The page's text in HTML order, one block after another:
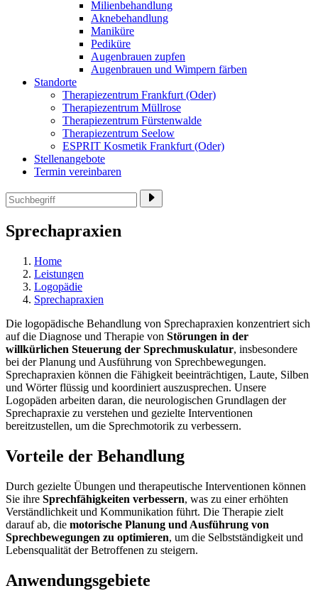
Milienbehandlung
Aknebehandlung
Maniküre
Pediküre
Augenbrauen zupfen
Augenbrauen und Wimpern färben
Standorte
Therapiezentrum Frankfurt (Oder)
Therapiezentrum Müllrose
Therapiezentrum Fürstenwalde
Therapiezentrum Seelow
ESPRIT Kosmetik Frankfurt (Oder)
Stellenangebote
Termin vereinbaren
Sprechapraxien
Home
Leistungen
Logopädie
Sprechapraxien
Die logopädische Behandlung von Sprechapraxien konzentriert sich
auf die Diagnose und Therapie von Störungen in der
willkürlichen Steuerung der Sprechmuskulatur, insbesondere
bei der Planung und Ausführung von Sprechbewegungen.
Sprechapraxien können die Fähigkeit beeinträchtigen, Laute, Silben
und Wörter flüssig und koordiniert auszusprechen. Unsere
Logopäden arbeiten daran, die neurologischen Grundlagen der
Sprechapraxie zu verstehen und gezielte Interventionen
bereitzustellen, um die Sprechmotorik zu verbessern.
Vorteile der Behandlung
Durch gezielte Übungen und therapeutische Interventionen können
Sie ihre Sprechfähigkeiten verbessern, was zu einer erhöhten
Verständlichkeit und Kommunikation führt. Die Therapie zielt
darauf ab, die motorische Planung und Ausführung von
Sprechbewegungen zu optimieren, um die Selbstständigkeit und
Lebensqualität der Betroffenen zu steigern.
Anwendungsgebiete